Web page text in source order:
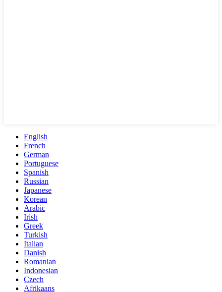
English
French
German
Portuguese
Spanish
Russian
Japanese
Korean
Arabic
Irish
Greek
Turkish
Italian
Danish
Romanian
Indonesian
Czech
Afrikaans